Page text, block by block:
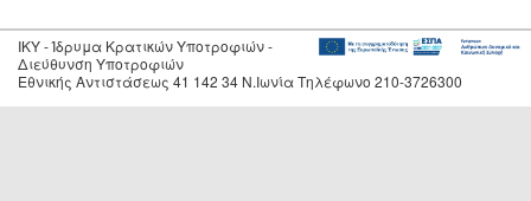
IKY - Ίδρυμα Κρατικών Υποτροφιών -
Διεύθυνση Υποτροφιών
Εθνικής Αντιστάσεως 41 142 34 Ν.Ιωνία Τηλέφωνο 210-3726300